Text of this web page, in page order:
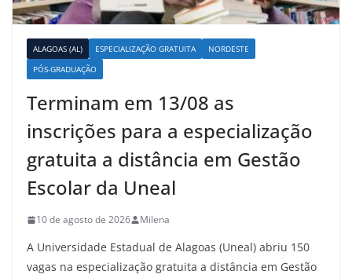
ALAGOAS (AL) ESPECIALIZAÇÃO GRATUITA
NORDESTE
PÓS-GRADUAÇÃO
Terminam em 13/08 as
inscrições para a especialização
gratuita a distância em Gestão
Escolar da Uneal
10 de agosto de 2026 Milena
A Universidade Estadual de Alagoas (Uneal) abriu 150
vagas na especialização gratuita a distância em Gestão